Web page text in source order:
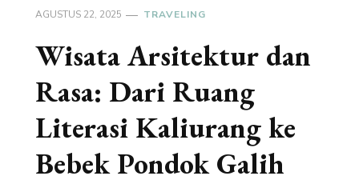
AGUSTUS 22, 2025 TRAVELING
Wisata Arsitektur dan
Rasa: Dari Ruang
Literasi Kaliurang ke
Bebek Pondok Galih